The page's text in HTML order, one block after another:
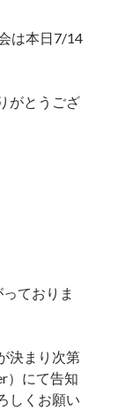
は本日7/14
がとうござ
ておりま
決まり次第
）にて告知
しくお願い